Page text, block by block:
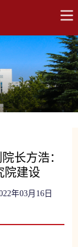
长方浩：
院建设
年03月16日